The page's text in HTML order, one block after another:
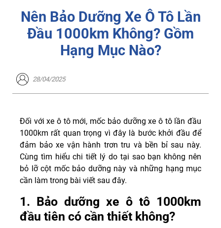
Nên Bảo Dưỡng Xe Ô Tô Lần
Đầu 1000km Không? Gồm
Hạng Mục Nào?
28/04/2025
Đối với xe ô tô mới, mốc bảo dưỡng xe ô tô lần đầu
1000km rất quan trọng vì đây là bước khởi đầu để
đảm bảo xe vận hành trơn tru và bền bỉ sau này.
Cùng tìm hiểu chi tiết lý do tại sao bạn không nên
bỏ lỡ cột mốc bảo dưỡng này và những hạng mục
cần làm trong bài viết sau đây.
1. Bảo dưỡng xe ô tô 1000km
đầu tiên có cần thiết không?